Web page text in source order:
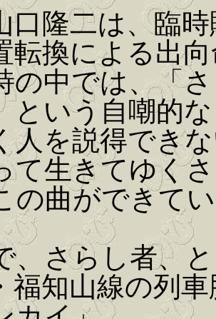
口隆二は、臨
転換による出
の中では、「
という自嘲的
人を説得でき
て生きてゆく
の曲ができて
、さらし者、
福知山線の列